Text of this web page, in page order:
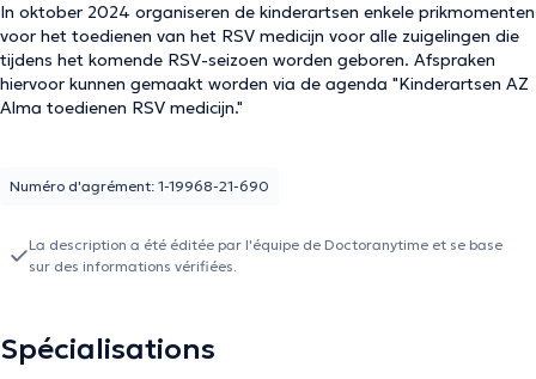
In oktober 2024 organiseren de kinderartsen enkele prikmomenten
voor het toedienen van het RSV medicijn voor alle zuigelingen die
tijdens het komende RSV-seizoen worden geboren. Afspraken
hiervoor kunnen gemaakt worden via de agenda "Kinderartsen AZ
Alma toedienen RSV medicijn."
Numéro d'agrément: 1-19968-21-690
La description a été éditée par l'équipe de Doctoranytime et se base
sur des informations vérifiées.
Spécialisations